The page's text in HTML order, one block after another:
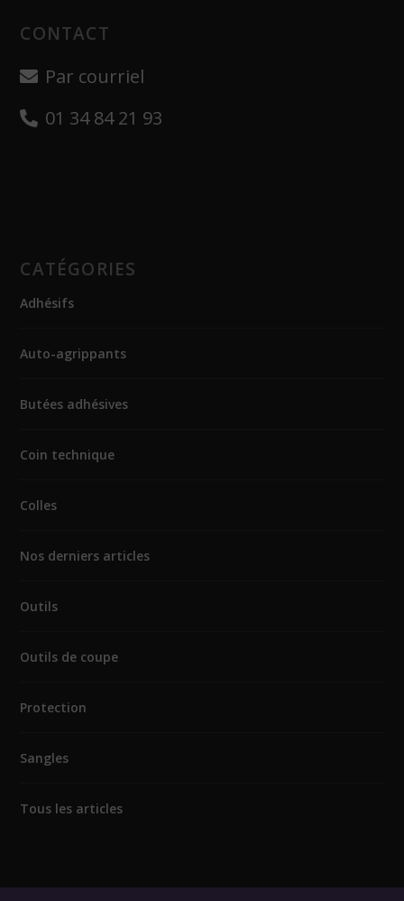
CONTACT
Par courriel
01 34 84 21 93
CATÉGORIES
Adhésifs
Auto-agrippants
Butées adhésives
Coin technique
Colles
Nos derniers articles
Outils
Outils de coupe
Protection
Sangles
Tous les articles